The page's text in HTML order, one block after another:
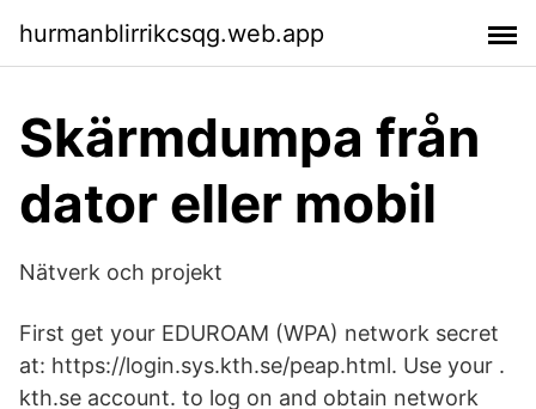
hurmanblirrikcsqg.web.app
Skärmdumpa från
dator eller mobil
Nätverk och projekt
First get your EDUROAM (WPA) network secret
at: https://login.sys.kth.se/peap.html. Use your .
kth.se account. to log on and obtain network